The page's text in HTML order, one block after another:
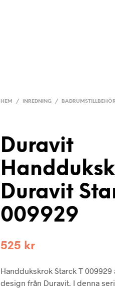
HEM / INREDNING /
Duravit
Duravit
009929
525 kr
Handdukskrok Starck T
design från Duravit. I denna